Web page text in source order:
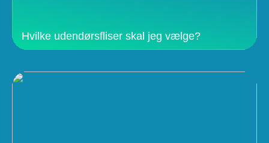
Hvilke udendørsfliser skal jeg vælge?